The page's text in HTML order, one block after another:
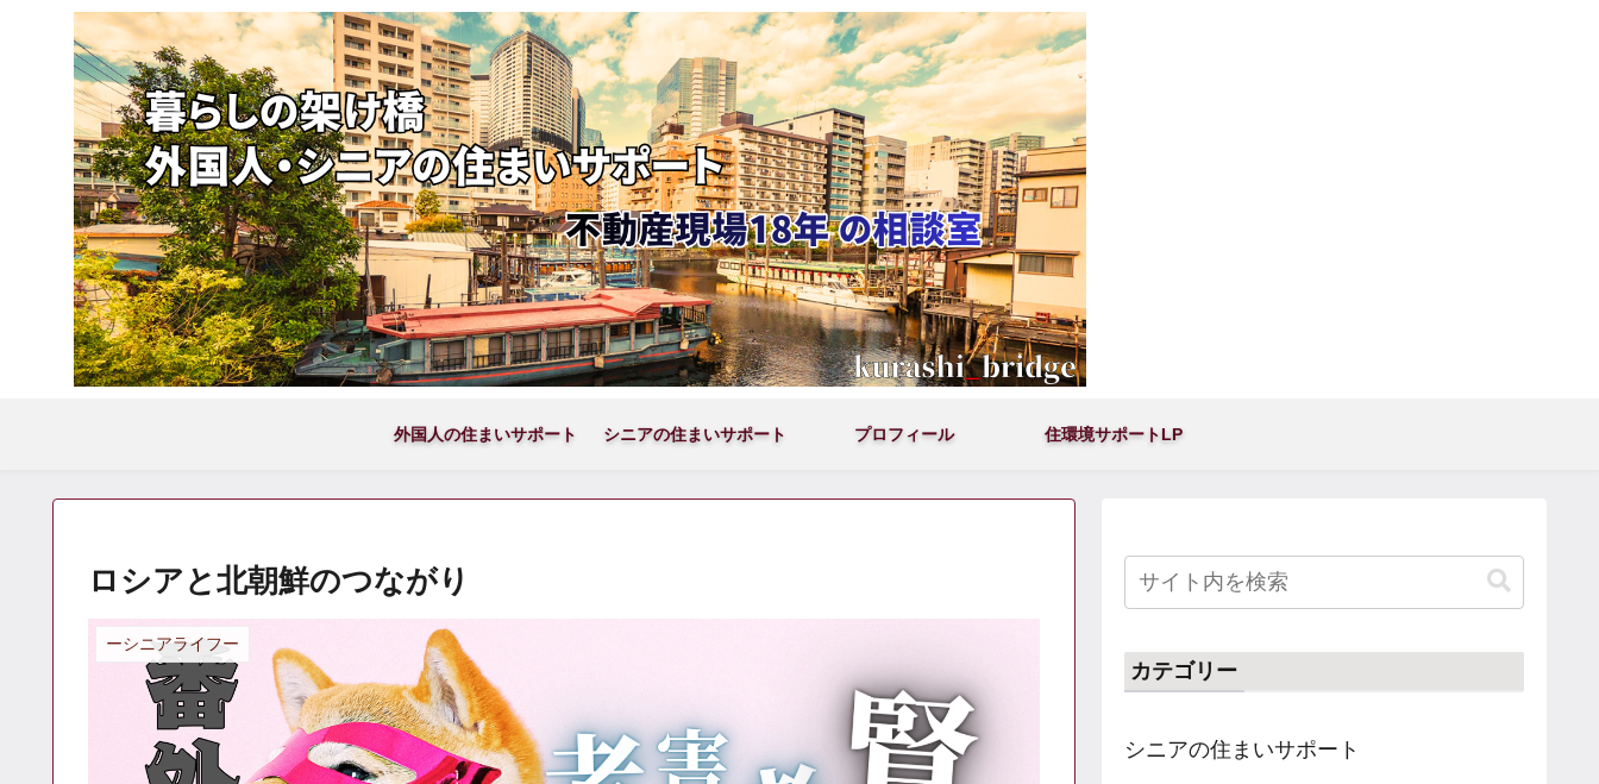
外国人の住まいサポート シニアの住まいサポート プロフィール 住環境サポートLP
ロシアと北朝鮮のつながり
ーシニアライフー
カテゴリー
シニアの住まいサポート